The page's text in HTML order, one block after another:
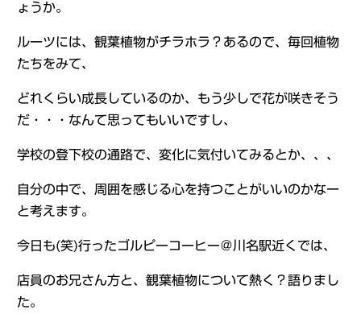
ょうか。
ルーツには、観葉植物がチラホラ？あるので、毎回植物
たちをみて、
どれくらい成長しているのか、もう少しで花が咲きそう
だ・・・なんて思ってもいいですし、
学校の登下校の通路で、変化に気付いてみるとか、、、
自分の中で、周囲を感じる心を持つことがいいのかなー
と考えます。
今日も(笑)行ったゴルピーコーヒー＠川名駅近くでは、
店員のお兄さん方と、観葉植物について熱く？語りまし
た。